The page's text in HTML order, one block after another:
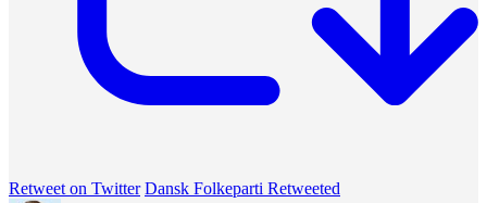
Retweet on Twitter Dansk Folkeparti Retweeted